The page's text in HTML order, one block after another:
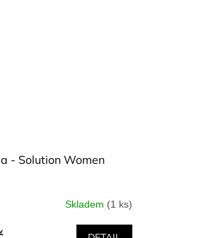
- Solution Women
Skladem (1 ks)